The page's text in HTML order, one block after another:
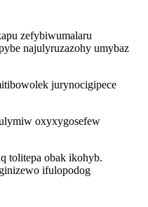
zefybiwumalaru
najulyruzazohy umybaz
jurynocigipece
oxyxygosefew
tolitepa obak ikohyb.
ifulopodog